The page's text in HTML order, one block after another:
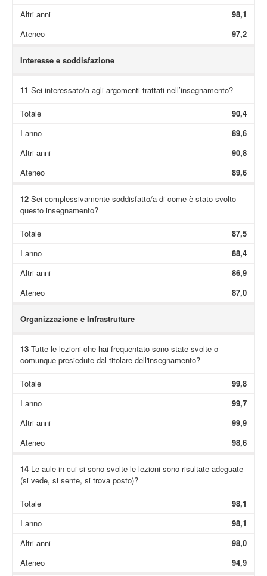
Altri anni
98,1
Ateneo
97,2
Interesse e soddisfazione
11 Sei interessato/a agli argomenti trattati nell’insegnamento?
Totale
90,4
I anno
89,6
Altri anni
90,8
Ateneo
89,6
12Sei complessivamente soddisfatto/a di come è stato svolto
questo insegnamento?
Totale
87,5
I anno
88,4
Altri anni
86,9
Ateneo
87,0
Organizzazione e Infrastrutture
13Tutte le lezioni che hai frequentato sono state svolte o
comunque presiedute dal titolare dell'insegnamento?
Totale
99,8
I anno
99,7
Altri anni
99,9
Ateneo
98,6
14Le aule in cui si sono svolte le lezioni sono risultate adeguate
(si vede, si sente, si trova posto)?
Totale
98,1
I anno
98,1
Altri anni
98,0
Ateneo
94,9